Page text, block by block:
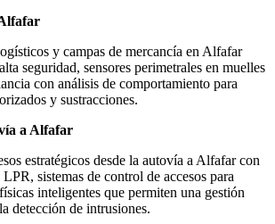
y campas de mercancía en Alfafar
seguridad, sensores perimetrales en muelles
con análisis de comportamiento para
y sustracciones.
a Alfafar
estratégicos desde la autovía a Alfafar con
sistemas de control de accesos para
inteligentes que permiten una gestión
detección de intrusiones.